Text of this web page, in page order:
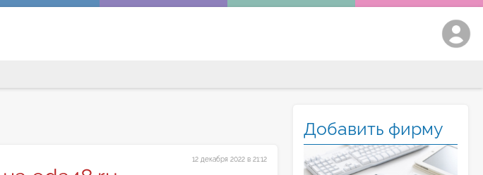
12 декабря 2022 в 21:12
Добавить фирму